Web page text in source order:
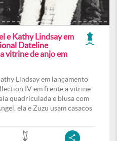
e Kathy Lindsay em
Dateline
vitrine de anjo em
Lindsay em lançamento
IV em frente a vitrine
quadriculada e blusa com
ela e Zuzu usam casacos